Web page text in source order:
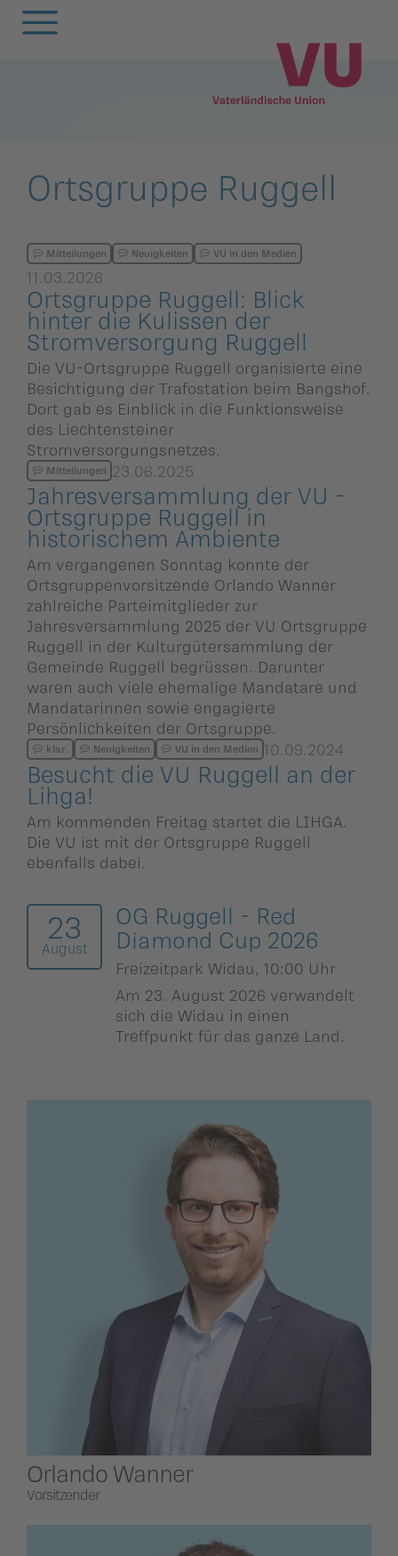
Oberland
Unterland
Alle
Oberland
Unterland
Frauenunion
Jugendunion
Seniorenunion
Parteivorstand
Präsidium
Parteirat
Frauenunion
Jugendunion
Seniorenunion
Oberland
Unterland
uns
Statuten
Finanzen
Geschichte der
Union
Die
Parteisekretariat
VU-Magazin
Podcast
Ortsgruppe Ruggell
Mitteilungen Neuigkeiten VU in den Medien
11.03.2026
Ortsgruppe Ruggell: Blick
hinter die Kulissen der
Stromver­sor­gung Ruggell
Die VU-Ortsgruppe Ruggell organisierte eine
Besichtigung der Trafostation beim Bangshof.
Dort gab es Einblick in die Funktionsweise
des Liechtensteiner
Stromversorgungsnetzes.
Mitteilungen 23.06.2025
Jahresver­samm­lung der VU -
Ortsgruppe Ruggell in
historischem Ambiente
Am vergangenen Sonntag konnte der
Ortsgruppenvorsitzende Orlando Wanner
zahlreiche Parteimitglieder zur
Jahresversammlung 2025 der VU Ortsgruppe
Ruggell in der Kulturgütersammlung der
Gemeinde Ruggell begrüssen. Darunter
waren auch viele ehemalige Mandatare und
Mandatarinnen sowie engagierte
Persönlichkeiten der Ortsgruppe.
klar. Neuigkeiten VU in den Medien 10.09.2024
Besucht die VU Ruggell an der
Lihga!
Am kommenden Freitag startet die LIHGA.
Die VU ist mit der Ortsgruppe Ruggell
ebenfalls dabei.
23
August
OG Ruggell - Red
Diamond Cup 2026
Freizeitpark Widau, 10:00 Uhr
Am 23. August 2026 verwandelt
sich die Widau in einen
Treffpunkt für das ganze Land.
Orlando Wanner
Vorsitzender